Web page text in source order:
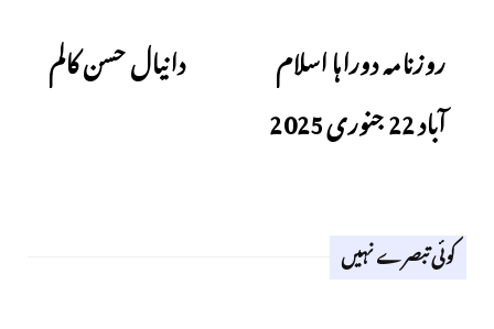
روزنامہ دوراہا اسلام
آباد 22 جنوری 2025
دانیال حسن کالم
کوئی تبصرے نہیں